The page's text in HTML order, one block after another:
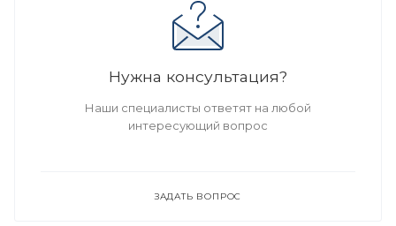
Нужна консультация?
Наши специалисты ответят на любой
интересующий вопрос
ЗАДАТЬ ВОПРОС